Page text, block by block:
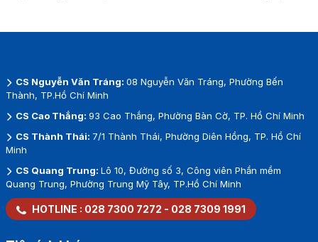
CS Nguyễn Văn Tráng: 08 Nguyễn Văn Tráng, Phường Bến
Thành, TP.Hồ Chí Minh
CS Cao Thắng: 93 Cao Thắng, Phường Bàn Cờ, TP. Hồ Chí Minh
CS Thành Thái: 7/1 Thành Thái, Phường Diên Hồng, TP. Hồ Chí
Minh
CS Quang Trung: Lô 10, Đường số 3, Công viên Phần mềm
Quang Trung, Phường Trung Mỹ Tây, TP.Hồ Chí Minh
HOTLINE : 028 7300 7272 - 028 7309 1991